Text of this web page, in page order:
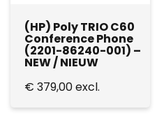
(HP) Poly TRIO C60
Conference Phone
(2201-86240-001) –
NEW / NIEUW
€ 379,00excl.